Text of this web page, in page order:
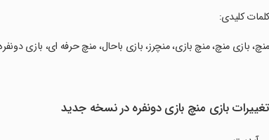
‏کلمات کلیدی:
‏منچ، بازی منچ، منچ بازی، منچرز، بازی باحال، منچ حرفه ای، بازی
تغییرات بازی منچ بازی دونفره در نسخه جدید